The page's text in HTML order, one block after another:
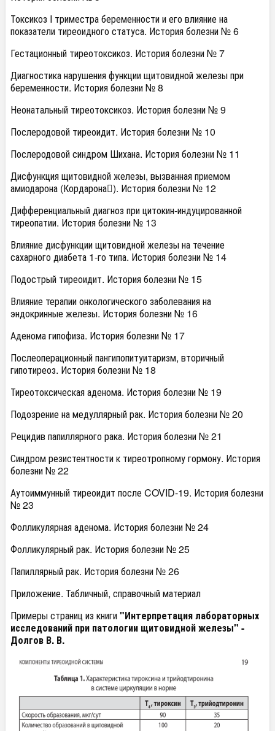
Токсикоз I триместра беременности и его влияние на
показатели тиреоидного статуса. История болезни № 6
Гестационный тиреотоксикоз. История болезни № 7
Диагностика нарушения функции щитовидной железы при
беременности. История болезни № 8
Неонатальный тиреотоксикоз. История болезни № 9
Послеродовой тиреоидит. История болезни № 10
Послеродовой синдром Шихана. История болезни № 11
Дисфункция щитовидной железы, вызванная приемом
амиодарона (Кордарона). История болезни № 12
Дифференциальный диагноз при цитокин-индуцированной
тиреопатии. История болезни № 13
Влияние дисфункции щитовидной железы на течение
сахарного диабета 1-го типа. История болезни № 14
Подострый тиреоидит. История болезни № 15
Влияние терапии онкологического заболевания на
эндокринные железы. История болезни № 16
Аденома гипофиза. История болезни № 17
Послеоперационный пангипопитуитаризм, вторичный
гипотиреоз. История болезни № 18
Тиреотоксическая аденома. История болезни № 19
Подозрение на медуллярный рак. История болезни № 20
Рецидив папиллярного рака. История болезни № 21
Синдром резистентности к тиреотропному гормону. История
болезни № 22
Аутоиммунный тиреоидит после COVID-19. История болезни
№ 23
Фолликулярная аденома. История болезни № 24
Фолликулярный рак. История болезни № 25
Папиллярный рак. История болезни № 26
Приложение. Табличный, справочный материал
Примеры страниц из книги"Интерпретация лабораторных
исследований при патологии щитовидной железы" -
Долгов В. В.